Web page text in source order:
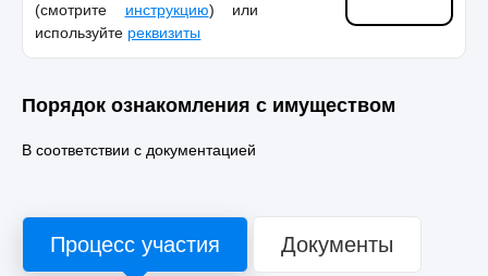
(смотрите инструкцию) или
используйте реквизиты
Порядок ознакомления с имуществом
В соответствии с документацией
Процесс участия Документы